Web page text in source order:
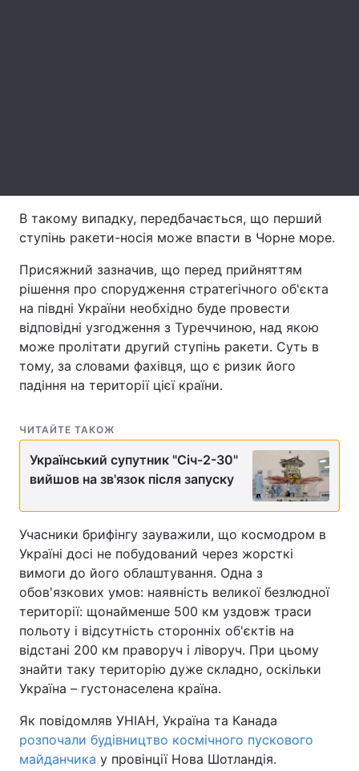
Тема оформлення
В такому випадку, передбачається, що перший
ступінь ракети-носія може впасти в Чорне море.
Присяжний зазначив, що перед прийняттям
рішення про спорудження стратегічного об'єкта
на півдні України необхідно буде провести
відповідні узгодження з Туреччиною, над якою
може пролітати другий ступінь ракети. Суть в
тому, за словами фахівця, що є ризик його
падіння на території цієї країни.
ЧИТАЙТЕ ТАКОЖ
Український супутник "Січ-2-30"
вийшов на зв'язок після запуску
Учасники брифінгу зауважили, що космодром в
Україні досі не побудований через жорсткі
вимоги до його облаштування. Одна з
обов'язкових умов: наявність великої безлюдної
території: щонайменше 500 км уздовж траси
польоту і відсутність сторонніх об'єктів на
відстані 200 км праворуч і ліворуч. При цьому
знайти таку територію дуже складно, оскільки
Україна – густонаселена країна.
Як повідомляв УНІАН, Україна та Канада
розпочали будівництво космічного пускового
майданчика у провінції Нова Шотландія.